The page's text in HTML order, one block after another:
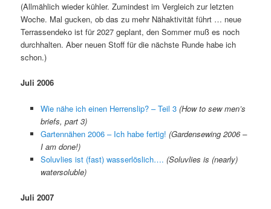
(Allmählich wieder kühler. Zumindest im Vergleich zur letzten
Woche. Mal gucken, ob das zu mehr Nähaktivität führt … neue
Terrassendeko ist für 2027 geplant, den Sommer muß es noch
durchhalten. Aber neuen Stoff für die nächste Runde habe ich
schon.)
Juli 2006
Wie nähe ich einen Herrenslip? – Teil 3 (How to sew men’s
briefs, part 3)
Gartennähen 2006 – Ich habe fertig! (Gardensewing 2006 –
I am done!)
Soluvlies ist (fast) wasserlöslich…. (Soluvlies is (nearly)
watersoluble)
Juli 2007